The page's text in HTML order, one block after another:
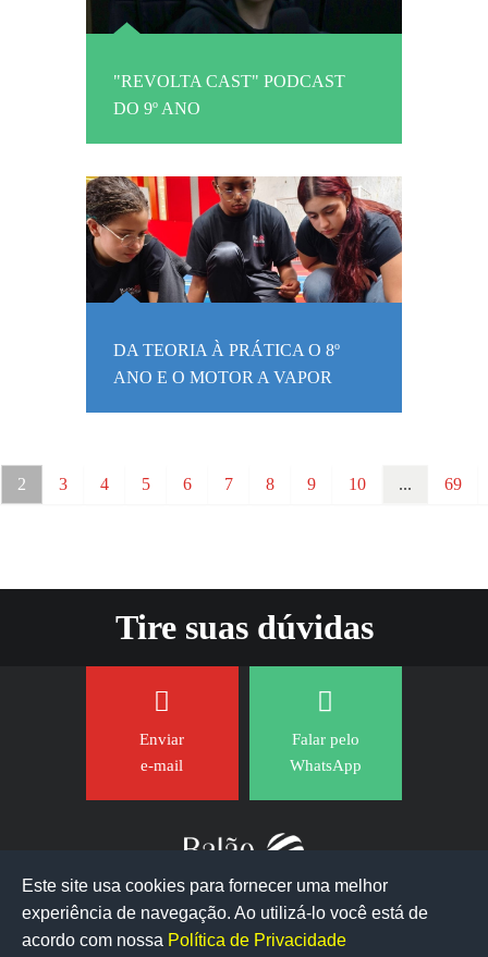
"REVOLTA CAST" PODCAST
DO 9º ANO
DA TEORIA À PRÁTICA O 8º
ANO E O MOTOR A VAPOR
2 3 4 5 6 7 8 9 10 ... 69
Tire suas dúvidas
Enviar
e-mail
Falar pelo
WhatsApp
Este site usa cookies para fornecer uma melhor
experiência de navegação. Ao utilizá-lo você está de
acordo com nossa Política de Privacidade